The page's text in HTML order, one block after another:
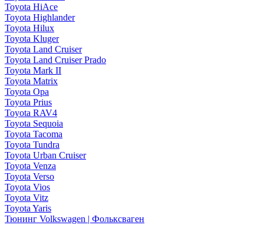
Toyota HiAce
Toyota Highlander
Toyota Hilux
Toyota Kluger
Toyota Land Cruiser
Toyota Land Cruiser Prado
Toyota Mark II
Toyota Matrix
Toyota Opa
Toyota Prius
Toyota RAV4
Toyota Sequoia
Toyota Tacoma
Toyota Tundra
Toyota Urban Cruiser
Toyota Venza
Toyota Verso
Toyota Vios
Toyota Vitz
Toyota Yaris
Тюнинг Volkswagen | Фольксваген